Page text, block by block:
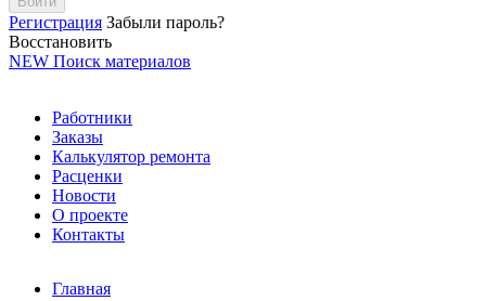
Регистрация Забыли пароль?
Восстановить
NEW Поиск материалов
Работники
Заказы
Калькулятор ремонта
Расценки
Новости
О проекте
Контакты
Главная